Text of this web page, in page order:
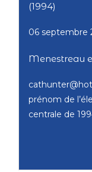
(1994)
06 septembre
Menestreau
prénom de
centrale de